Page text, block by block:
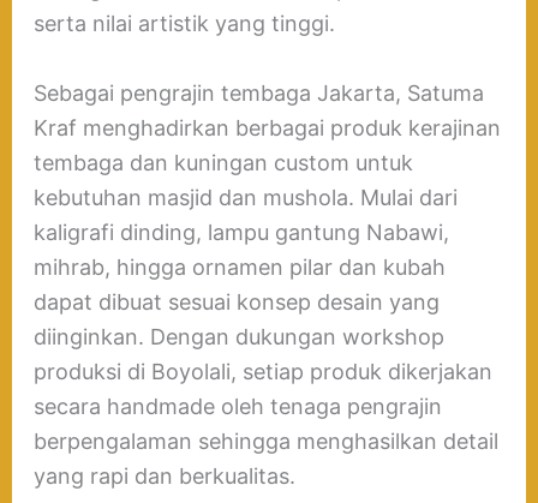
serta nilai artistik yang tinggi.
Sebagai pengrajin tembaga Jakarta, Satuma
Kraf menghadirkan berbagai produk kerajinan
tembaga dan kuningan custom untuk
kebutuhan masjid dan mushola. Mulai dari
kaligrafi dinding, lampu gantung Nabawi,
mihrab, hingga ornamen pilar dan kubah
dapat dibuat sesuai konsep desain yang
diinginkan. Dengan dukungan workshop
produksi di Boyolali, setiap produk dikerjakan
secara handmade oleh tenaga pengrajin
berpengalaman sehingga menghasilkan detail
yang rapi dan berkualitas.